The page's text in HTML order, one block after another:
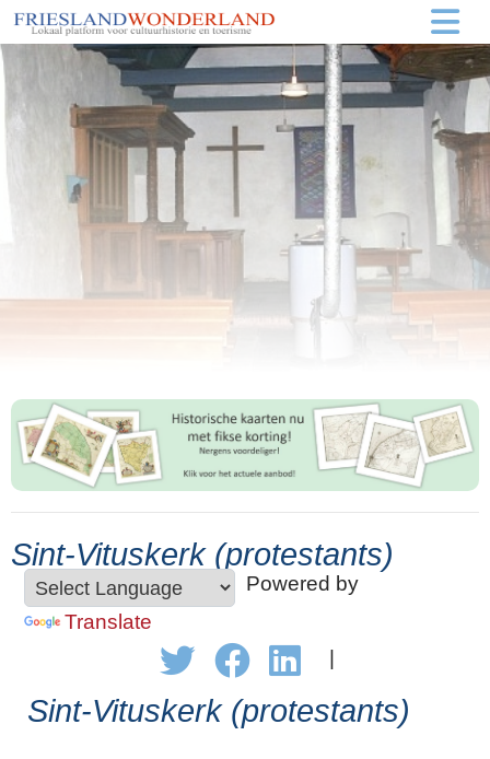
Sint-Vituskerk (protestants)
Powered by
Translate
Sint-Vituskerk (protestants)